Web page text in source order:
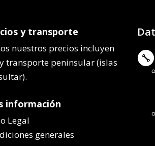
y transporte
nuestros precios incluyen
transporte peninsular (islas
información
Legal
generales
